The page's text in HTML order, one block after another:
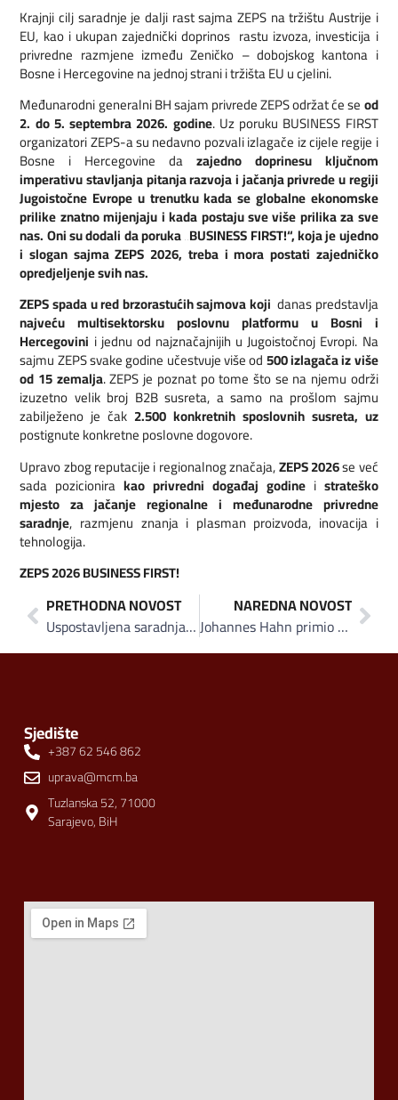
Krajnji cilj saradnje je dalji rast sajma ZEPS na tržištu Austrije i
EU, kao i ukupan zajednički doprinos rastu izvoza, investicija i
privredne razmjene između Zeničko – dobojskog kantona i
Bosne i Hercegovine na jednoj strani i tržišta EU u cjelini.
Međunarodni generalni BH sajam privrede ZEPS održat će seod
2. do 5. septembra 2026. godine. Uz poruku BUSINESS FIRST
organizatori ZEPS-a su nedavno pozvali izlagače iz cijele regije i
Bosne i Hercegovine da zajedno doprinesu ključnom
imperativu stavljanja pitanja razvoja i jačanja privrede u regiji
Jugoistočne Evrope u trenutku kada se globalne ekonomske
prilike znatno mijenjaju i kada postaju sve više prilika za sve
nas. Oni su dodali da poruka „BUSINESS FIRST!“, koja je ujedno
i slogan sajma ZEPS 2026, treba i mora postati zajedničko
opredjeljenje svih nas.
ZEPS spada u red brzorastućih sajmova koji danas predstavlja
najveću multisektorsku poslovnu platformu u Bosni i
Hercegovini i jednu od najznačajnijih u Jugoistočnoj Evropi. Na
sajmu ZEPS svake godine učestvuje više od500 izlagača iz više
od 15 zemalja. ZEPS je poznat po tome što se na njemu održi
izuzetno velik broj B2B susreta, a samo na prošlom sajmu
zabilježeno je čak2.500 konkretnih sposlovnih susreta, uz
postignute konkretne poslovne dogovore.
Upravo zbog reputacije i regionalnog značaja,ZEPS 2026se već
sada pozicionirakao privredni događaj godinei strateško
mjesto za jačanje regionalne i međunarodne privredne
saradnje, razmjenu znanja i plasman proizvoda, inovacija i
tehnologija.
ZEPS 2026BUSINESS FIRST!
PRETHODNA NOVOST
Uspostavljena saradnja između ZEPS-a i Celjskog sajma
NAREDNA NOVOST
Johannes Hahn primio u Beču ministra Šibonjića i delegaciju ZEPS-a
Sjedište
+387 62 546 862
uprava@mcm.ba
Tuzlanska 52, 71000
Sarajevo, BiH